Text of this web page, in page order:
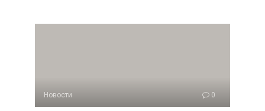
Новости 0